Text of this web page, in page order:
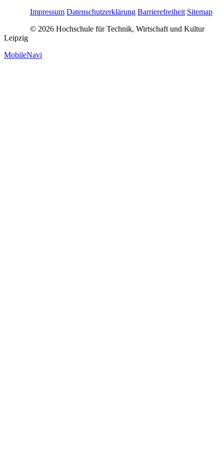
Impressum Datenschutzerklärung Barrierefreiheit Sitemap
© 2026 Hochschule für Technik, Wirtschaft und Kultur
Leipzig
MobileNavi